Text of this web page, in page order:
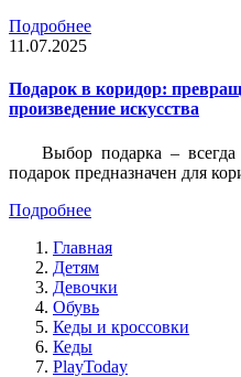
Подробнее
11.07.2025
Подарок в коридор:
произведение искусства
Выбор подарка – всегда
подарок предназначен для
Подробнее
Главная
Детям
Девочки
Обувь
Кеды и кроссовки
Кеды
PlayToday